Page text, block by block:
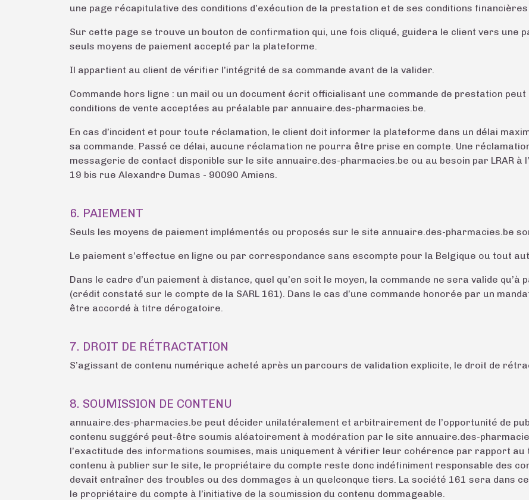
une page récapitulative des conditions d’exécution de la prestation et de ses conditions
Sur cette page se trouve un bouton de confirmation qui, une fois cliqué, guidera le client vers une
seuls moyens de paiement accepté par la plateforme.
Il appartient au client de vérifier l’intégrité de sa commande avant de la valider.
Commande hors ligne : un mail ou un document écrit officialisant une commande de prestation
conditions de vente acceptées au préalable par annuaire.des-pharmacies.be.
En cas d’incident et pour toute réclamation, le client doit informer la plateforme dans un délai
sa commande. Passé ce délai, aucune réclamation ne pourra être prise en compte. Une
messagerie de contact disponible sur le site annuaire.des-pharmacies.be ou au besoin par LRAR à
19 bis rue Alexandre Dumas - 90090 Amiens.
6. PAIEMENT
Seuls les moyens de paiement implémentés ou proposés sur le site annuaire.des-pharmacies.be
Le paiement s’effectue en ligne ou par correspondance sans escompte pour la Belgique ou tout
Dans le cadre d’un paiement à distance, quel qu’en soit le moyen, la commande ne sera valide
(crédit constaté sur le compte de la SARL 161). Dans le cas d’une commande honorée par un
être accordé à titre dérogatoire.
7. DROIT DE RÉTRACTATION
S’agissant de contenu numérique acheté après un parcours de validation explicite, le droit de
8. SOUMISSION DE CONTENU
annuaire.des-pharmacies.be peut décider unilatéralement et arbitrairement de l’opportunité de
contenu suggéré peut-être soumis aléatoirement à modération par le site annuaire.des-
l’exactitude des informations soumises, mais uniquement à vérifier leur cohérence par rapport au
contenu à publier sur le site, le propriétaire du compte reste donc indéfiniment responsable des
devait entraîner des troubles ou des dommages à un quelconque tiers. La société 161 sera dans
le propriétaire du compte à l’initiative de la soumission du contenu dommageable.